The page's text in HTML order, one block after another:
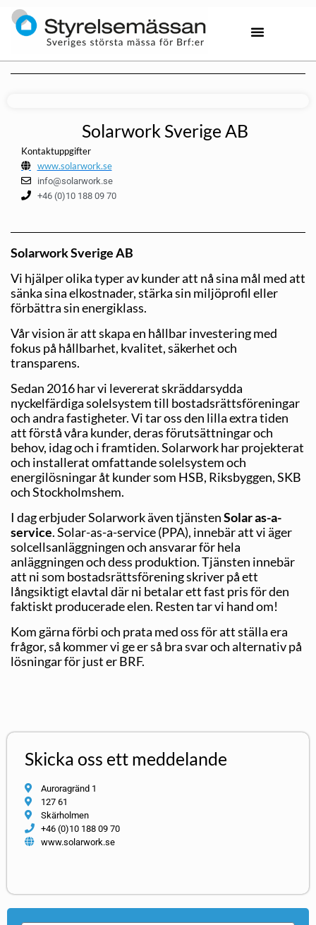
Solarwork Sverige AB
Kontaktuppgifter
www.solarwork.se
info@solarwork.se
+46 (0)10 188 09 70
Solarwork Sverige AB
Vi hjälper olika typer av kunder att nå sina mål med att
sänka sina elkostnader, stärka sin miljöprofil eller
förbättra sin energiklass.
Vår vision är att skapa en hållbar investering med
fokus på hållbarhet, kvalitet, säkerhet och
transparens.
Sedan 2016 har vi levererat skräddarsydda
nyckelfärdiga solelsystem till bostadsrättsföreningar
och andra fastigheter. Vi tar oss den lilla extra tiden
att förstå våra kunder, deras förutsättningar och
behov, idag och i framtiden. Solarwork har projekterat
och installerat omfattande solelsystem och
energilösningar åt kunder som HSB, Riksbyggen, SKB
och Stockholmshem.
I dag erbjuder Solarwork även tjänstenSolar as-a-
service. Solar-as-a-service (PPA), innebär att vi äger
solcellsanläggningen och ansvarar för hela
anläggningen och dess produktion. Tjänsten innebär
att ni som bostadsrättsförening skriver på ett
långsiktigt elavtal där ni betalar ett fast pris för den
faktiskt producerade elen. Resten tar vi hand om!
Kom gärna förbi och prata med oss för att ställa era
frågor, så kommer vi ge er så bra svar och alternativ på
lösningar för just er BRF.
Skicka oss ett meddelande
Auroragränd 1
127 61
Skärholmen
+46 (0)10 188 09 70
www.solarwork.se